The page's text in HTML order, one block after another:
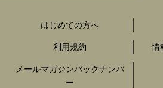
はじめての方へ
利用規約 情
メールマガジンバックナンバ
ー